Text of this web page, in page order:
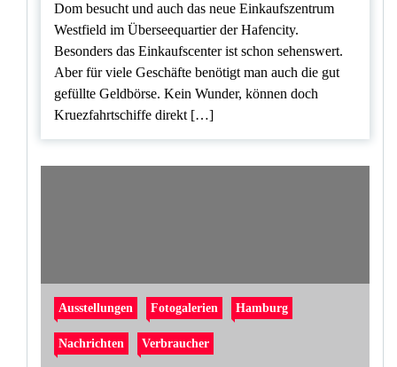
Dom besucht und auch das neue Einkaufszentrum
Westfield im Überseequartier der Hafencity.
Besonders das Einkaufscenter ist schon sehenswert.
Aber für viele Geschäfte benötigt man auch die gut
gefüllte Geldbörse. Kein Wunder, können doch
Kruezfahrtschiffe direkt […]
Ausstellungen Fotogalerien Hamburg
Nachrichten Verbraucher